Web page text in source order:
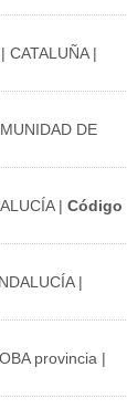
CATALUÑA |
DE
| Código
|
provincia |